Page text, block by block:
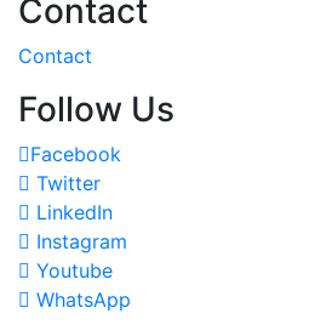
Contact
Contact
Follow Us
Facebook
Twitter
LinkedIn
Instagram
Youtube
WhatsApp